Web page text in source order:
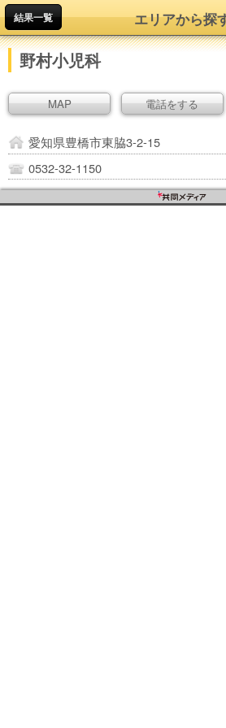
結果一覧 エリアから探
野村小児科
MAP 電話をする
愛知県豊橋市東脇3-2-15
0532-32-1150